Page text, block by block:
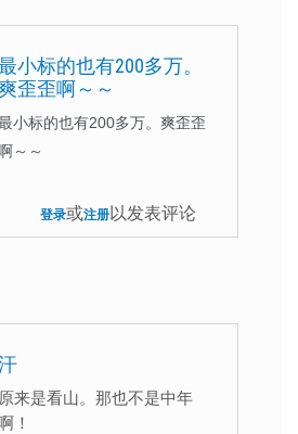
小标的也有200多万。
歪歪啊～～
小标的也有200多万。爽歪歪
～～
登录或注册以发表评论
原来是看山。那也不是中年
！